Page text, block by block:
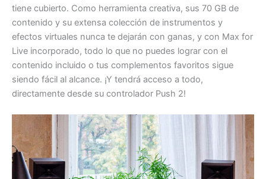
tiene cubierto. Como herramienta creativa, sus 70 GB de
contenido y su extensa colección de instrumentos y
efectos virtuales nunca te dejarán con ganas, y con Max for
Live incorporado, todo lo que no puedes lograr con el
contenido incluido o tus complementos favoritos sigue
siendo fácil al alcance. ¡Y tendrá acceso a todo,
directamente desde su controlador Push 2!